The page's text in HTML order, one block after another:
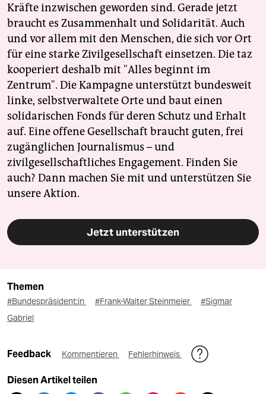
Kräfte inzwischen geworden sind. Gerade jetzt
braucht es Zusammenhalt und Solidarität. Auch
und vor allem mit den Menschen, die sich vor Ort
für eine starke Zivilgesellschaft einsetzen. Die taz
kooperiert deshalb mit "Alles beginnt im
Zentrum". Die Kampagne unterstützt bundesweit
linke, selbstverwaltete Orte und baut einen
solidarischen Fonds für deren Schutz und Erhalt
auf. Eine offene Gesellschaft braucht guten, frei
zugänglichen Journalismus – und
zivilgesellschaftliches Engagement. Finden Sie
auch? Dann machen Sie mit und unterstützen Sie
unsere Aktion.
Jetzt unterstützen
Themen
#Bun­des­prä­si­den­t:in #Frank-Walter Steinmeier
#Sigmar
Gabriel
Feedback Kommentieren Fehlerhinweis
Diesen Artikel teilen